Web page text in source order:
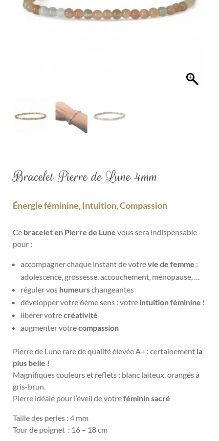
Bracelet Pierre de Lune 4mm
Énergie féminine, Intuition, Compassion
Ce bracelet en Pierre de Lune vous sera indispensable
pour :
accompagner chaque instant de votrevie de femme :
adolescence, grossesse, accouchement, ménopause, …
réguler vos humeurschangeantes
développer votre 6ème sens : votre intuition féminine !
libérer votrecréativité
augmenter votrecompassion
Pierre de Lune rare de qualité élevée A+ : certainement la
plus belle !
Magnifiques couleurs et reflets : blanc laiteux, orangés à
gris-brun.
Pierre idéale pour l’éveil de votreféminin sacré
Taille des perles : 4 mm
Tour de poignet : 16 – 18 cm